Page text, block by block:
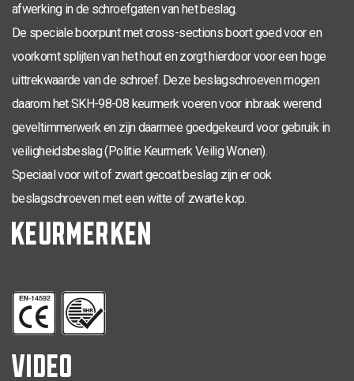
afwerking in de schroefgaten van het beslag.
De speciale boorpunt met cross-sections boort goed voor en
voorkomt splijten van het hout en zorgt hierdoor voor een hoge
uittrekwaarde van de schroef. Deze beslagschroeven mogen
daarom het SKH-98-08 keurmerk voeren voor inbraak werend
geveltimmerwerk en zijn daarmee goedgekeurd voor gebruik in
veiligheidsbeslag (Politie Keurmerk Veilig Wonen).
Speciaal voor wit of zwart gecoat beslag zijn er ook
beslagschroeven met een witte of zwarte kop.
KEURMERKEN
VIDEO